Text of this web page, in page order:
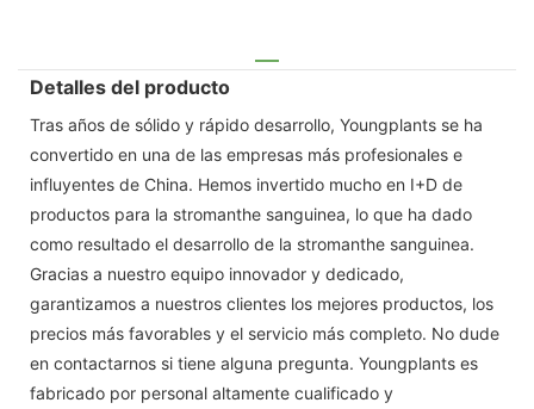
Detalles del producto
Tras años de sólido y rápido desarrollo, Youngplants se ha
convertido en una de las empresas más profesionales e
influyentes de China. Hemos invertido mucho en I+D de
productos para la stromanthe sanguinea, lo que ha dado
como resultado el desarrollo de la stromanthe sanguinea.
Gracias a nuestro equipo innovador y dedicado,
garantizamos a nuestros clientes los mejores productos, los
precios más favorables y el servicio más completo. No dude
en contactarnos si tiene alguna pregunta. Youngplants es
fabricado por personal altamente cualificado y